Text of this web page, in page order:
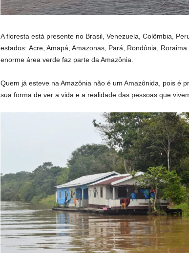
A floresta está presente no Brasil, Venezuela, Colômbia,
estados: Acre, Amapá, Amazonas, Pará, Rondônia,
enorme área verde faz parte da Amazônia.
Quem já esteve na Amazônia não é um Amazônida, pois é
sua forma de ver a vida e a realidade das pessoas que